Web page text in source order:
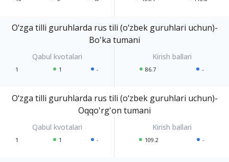
O‘zga tilli guruhlarda rus tili (o‘zbek guruhlari uchun)-
Bo'ka tumani
1 1 - 86.7 -
O‘zga tilli guruhlarda rus tili (o‘zbek guruhlari uchun)-
Oqqo'rg'on tumani
1 1 - 109.2 -